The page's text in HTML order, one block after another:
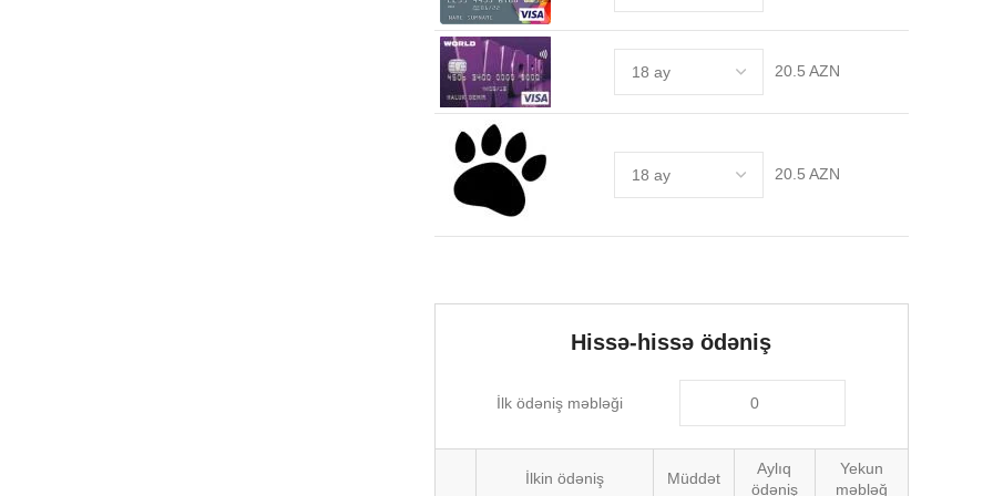
20.5 AZN
20.5 AZN
Hissə-hissə ödəniş
İlk ödəniş məbləği
İlkin ödəniş Müddət
Aylıq
ödəniş
Yekun
məbləğ